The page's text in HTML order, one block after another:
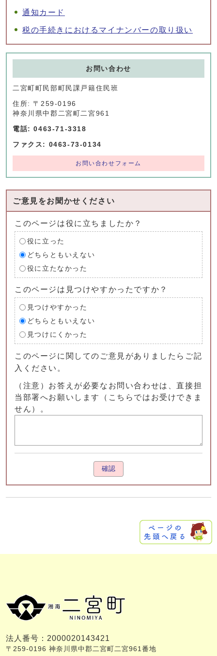
通知カード
税の手続きにおけるマイナンバーの取り扱い
お問い合わせ
二宮町町民部町民課戸籍住民班
住所: 〒259-0196
神奈川県中郡二宮町二宮961
電話: 0463-71-3318
ファクス: 0463-73-0134
お問い合わせフォーム
ご意見をお聞かせください
このページは役に立ちましたか？
役に立った
どちらともいえない
役に立たなかった
このページは見つけやすかったですか？
見つけやすかった
どちらともいえない
見つけにくかった
このページに関してのご意見がありましたらご記
入ください。
（注意）お答えが必要なお問い合わせは、直接担
当部署へお願いします（こちらではお受けできま
せん）。
確認
法人番号：2000020143421
〒259-0196 神奈川県中郡二宮町二宮961番地